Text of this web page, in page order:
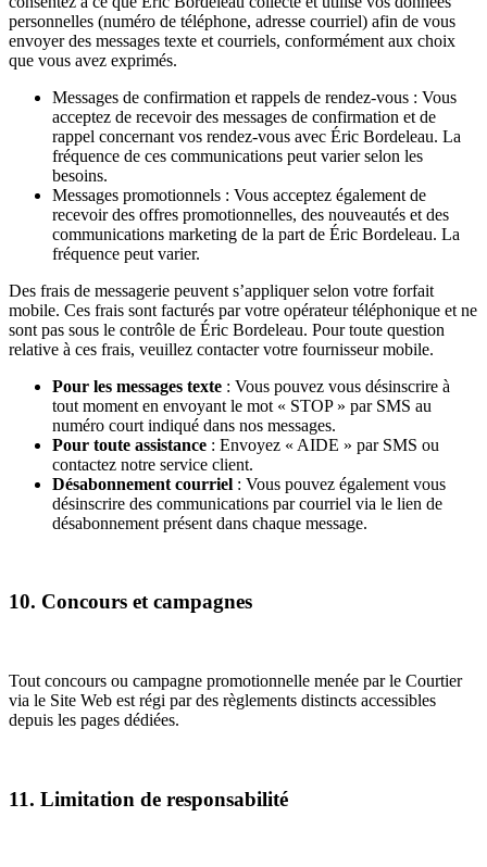
personnelles (numéro de téléphone, adresse courriel) afin de vous
envoyer des messages texte et courriels, conformément aux choix
que vous avez exprimés.
Messages de confirmation et rappels de rendez-vous : Vous
acceptez de recevoir des messages de confirmation et de
rappel concernant vos rendez-vous avec Éric Bordeleau. La
fréquence de ces communications peut varier selon les
besoins.
Messages promotionnels : Vous acceptez également de
recevoir des offres promotionnelles, des nouveautés et des
communications marketing de la part de Éric Bordeleau. La
fréquence peut varier.
Des frais de messagerie peuvent s’appliquer selon votre forfait
mobile. Ces frais sont facturés par votre opérateur téléphonique et ne
sont pas sous le contrôle de Éric Bordeleau. Pour toute question
relative à ces frais, veuillez contacter votre fournisseur mobile.
Pour les messages texte : Vous pouvez vous désinscrire à
tout moment en envoyant le mot « STOP » par SMS au
numéro court indiqué dans nos messages.
Pour toute assistance : Envoyez « AIDE » par SMS ou
contactez notre service client.
Désabonnement courriel : Vous pouvez également vous
désinscrire des communications par courriel via le lien de
désabonnement présent dans chaque message.
10. Concours et campagnes
Tout concours ou campagne promotionnelle menée par le Courtier
via le Site Web est régi par des règlements distincts accessibles
depuis les pages dédiées.
11. Limitation de responsabilité